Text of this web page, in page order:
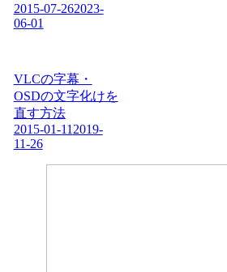
2015-07-262023-
06-01
VLCの字幕・
OSDの文字化けを
直す方法
2015-01-11 2019-
11-26